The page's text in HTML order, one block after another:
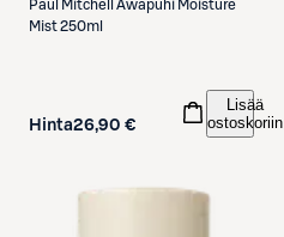
Paul Mitchell
Awapuhi Moisture
Mist 250ml
Hinta26,90 €
Lisää
ostoskoriin